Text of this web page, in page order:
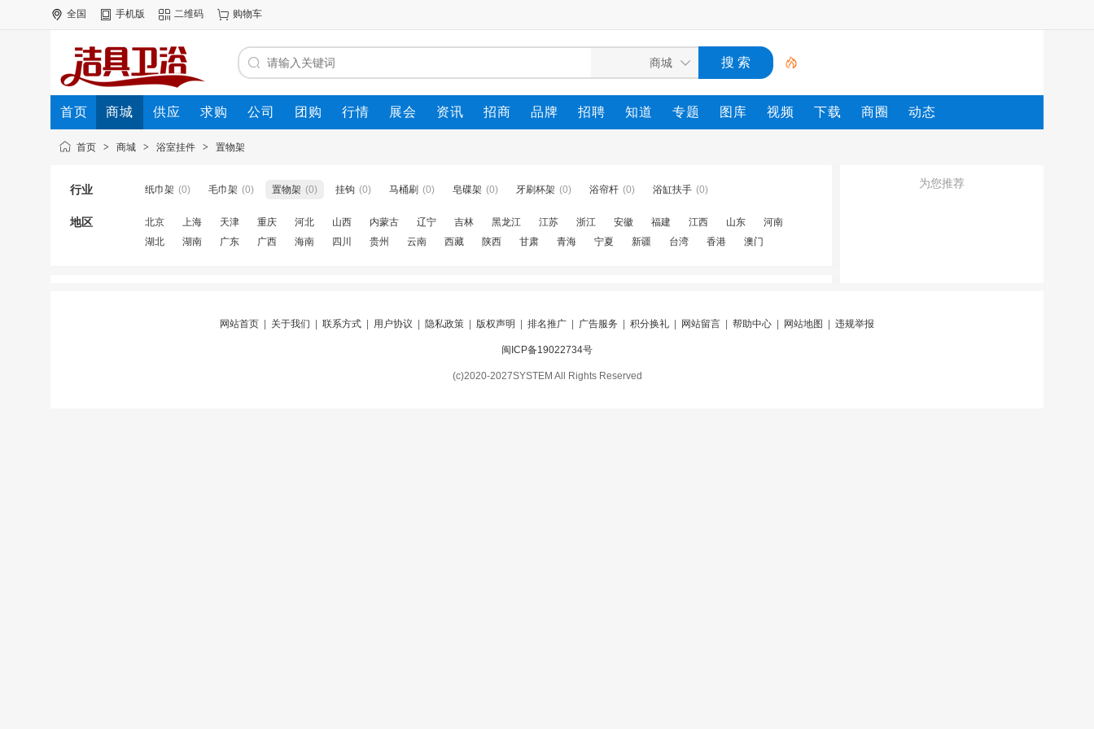
全国 手机版 二维码 购物车
首页 商城 供应 求购 公司 团购 行情 展会 资讯 招商 品牌 招聘 知道 专题 图库 视频 下载 商圈 动态
首页 > 商城 > 浴室挂件 > 置物架
行业 纸巾架 (0) 毛巾架 (0) 置物架 (0) 挂钩 (0) 马桶刷 (0) 皂碟架 (0) 牙刷杯架 (0) 浴帘杆 (0) 浴缸扶手 (0)
地区 北京 上海 天津 重庆 河北 山西 内蒙古 辽宁 吉林 黑龙江 江苏 浙江 安徽 福建 江西 山东
河南
湖北
湖南 广东 广西 海南 四川 贵州 云南 西藏 陕西 甘肃 青海 宁夏 新疆 台湾 香港 澳门
为您推荐
网站首页 关于我们 联系方式 用户协议 隐私政策 版权声明 排名推广 广告服务 积分换礼 网站留言 帮助中心 网站地图 违规举报
闽ICP备19022734号
(c)2020-2027SYSTEM All Rights Reserved